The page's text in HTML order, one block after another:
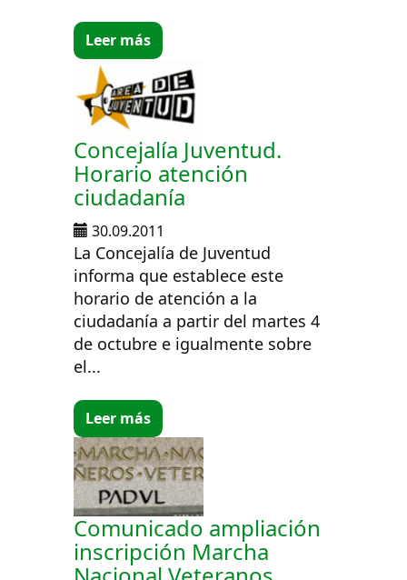
Leer más
Concejalía Juventud.
Horario atención
ciudadanía
30.09.2011
La Concejalía de Juventud
informa que establece este
horario de atención a la
ciudadanía a partir del martes 4
de octubre e igualmente sobre
el...
Leer más
Comunicado ampliación
inscripción Marcha